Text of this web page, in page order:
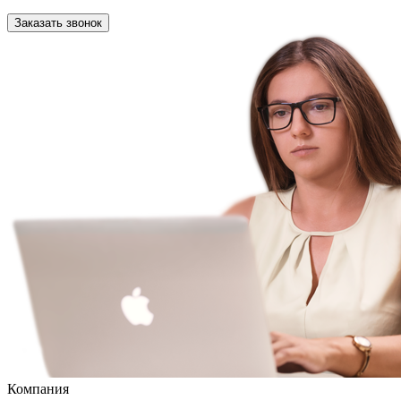
Заказать звонок
Компания